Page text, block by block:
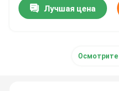
Двойная, который встали
Лучшая цена